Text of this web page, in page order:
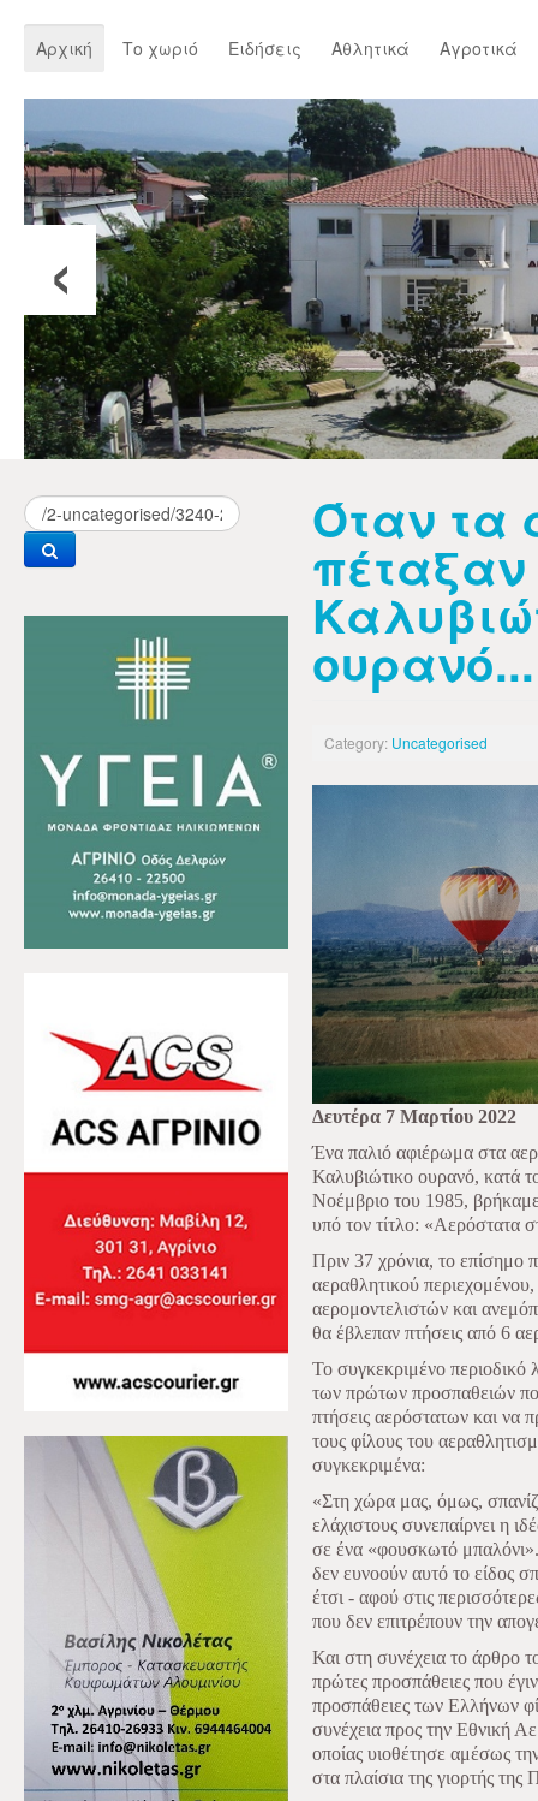
Αρχική Το χωριό Ειδήσεις Αθλητικά Αγροτικά
‹
Όταν τα
πέταξαν
ουρανό...
Category: Uncategorised
Δευτέρα 7 Μαρτίου 2022
Ένα παλιό αφιέρωμα στα
Καλυβιώτικο ουρανό, κατά
Νοέμβριο του 1985,
υπό τον τίτλο: «Αερόστατα
Πριν 37 χρόνια, το επίσημο
αεραθλητικού
αερομοντελιστών και
θα έβλεπαν πτήσεις από 6
Το συγκεκριμένο περιοδικό
των πρώτων προσπαθειών
πτήσεις αερόστατων και να
τους φίλους του
συγκεκριμένα:
«Στη χώρα μας, όμως,
ελάχιστους συνεπαίρνει η
σε ένα «φουσκωτό
δεν ευνοούν αυτό το είδος
έτσι - αφού στις
που δεν επιτρέπουν την
Και στη συνέχεια το άρθρο
πρώτες προσπάθειες που
προσπάθειες των Ελλήνων
συνέχεια προς την Εθνική
οποίας υιοθέτησε αμέσως
στα πλαίσια της γιορτής